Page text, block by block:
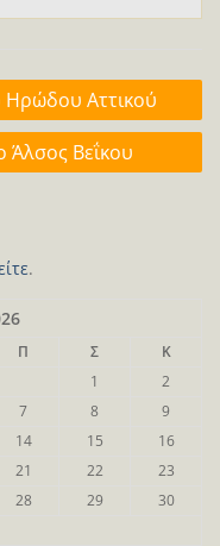
Αττικού
Άλσος Βεΐκου
.
Π Σ
Κ
1
2
7 8
9
14 15
16
21 22
23
28 29
30